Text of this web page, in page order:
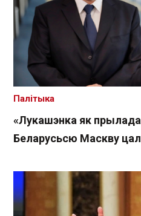
«Лукашэнка як
Беларусьсю Маскву
Палітыка